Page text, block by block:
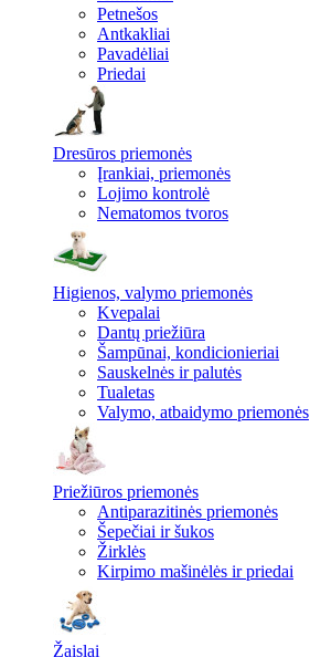
Petnešos
Antkakliai
Pavadėliai
Priedai
Dresūros priemonės
Įrankiai, priemonės
Lojimo kontrolė
Nematomos tvoros
Higienos, valymo priemonės
Kvepalai
Dantų priežiūra
Šampūnai, kondicionieriai
Sauskelnės ir palutės
Tualetas
Valymo, atbaidymo priemonės
Priežiūros priemonės
Antiparazitinės priemonės
Šepečiai ir šukos
Žirklės
Kirpimo mašinėlės ir priedai
Žaislai